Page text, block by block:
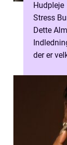
Hudpleje
Stress
Dette
der er